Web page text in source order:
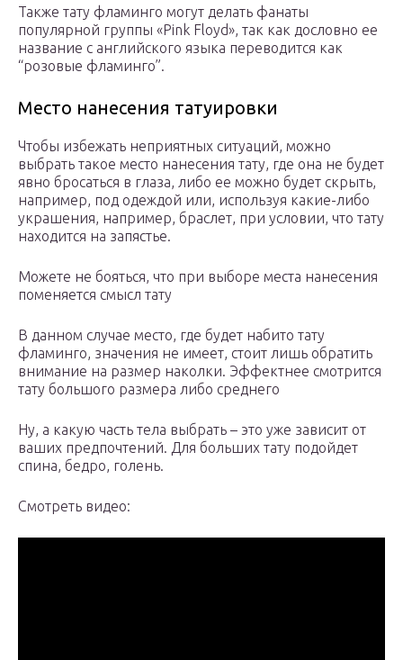
Также тату фламинго могут делать фанаты
популярной группы «Pink Floyd», так как дословно ее
название с английского языка переводится как
“розовые фламинго”.
Место нанесения татуировки
Чтобы избежать неприятных ситуаций, можно
выбрать такое место нанесения тату, где она не будет
явно бросаться в глаза, либо ее можно будет скрыть,
например, под одеждой или, используя какие-либо
украшения, например, браслет, при условии, что тату
находится на запястье.
Можете не бояться, что при выборе места нанесения
поменяется смысл тату
В данном случае место, где будет набито тату
фламинго, значения не имеет, стоит лишь обратить
внимание на размер наколки. Эффектнее смотрится
тату большого размера либо среднего
Ну, а какую часть тела выбрать – это уже зависит от
ваших предпочтений. Для больших тату подойдет
спина, бедро, голень.
Смотреть видео: